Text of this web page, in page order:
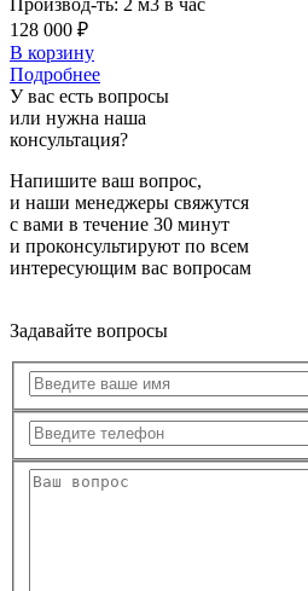
Производ-ть: 2 м3 в час
128 000 ₽
В корзину
Подробнее
У вас есть вопросы
или нужна наша
консультация?
Напишите ваш вопрос,
и наши менеджеры свяжутся
с вами в течение 30 минут
и проконсультируют по всем
интересующим вас вопросам
Задавайте вопросы